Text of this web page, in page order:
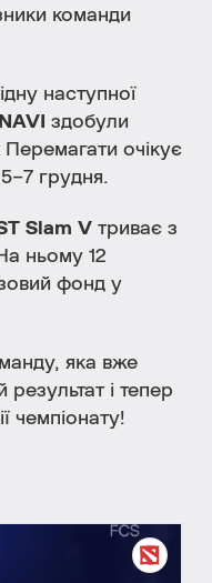
команди
наступної
NAVI здобули
очікує
грудня.
Slam V триває з
ньому 12
фонд у
яка вже
і тепер
чемпіонату!